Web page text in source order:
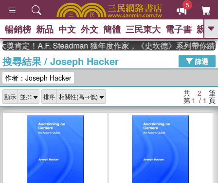
5
GO
熱搜： 東野圭吾 The Odyssey 、
父親節 、 如果歷史是一群喵 、 暑期
念華 、 台灣的李登輝時代 、 數學女
孩：黎曼猜想
偉大的迷走神經
暢銷榜 新品 中文 外文 簡體 三民東大 電子書 親子
肯定！A.F. Steadman 獲年度作家，《史坎德》系列帶你踏
搜尋結果/ Joseph Hacker
篩選
作者：Joseph Hacker
顯示 排序 共 2 筆
第 1 / 1 頁